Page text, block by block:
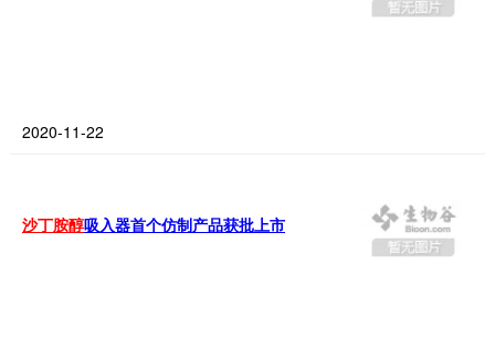
2020-11-22
沙丁胺醇吸入器首个仿制产品获批上市